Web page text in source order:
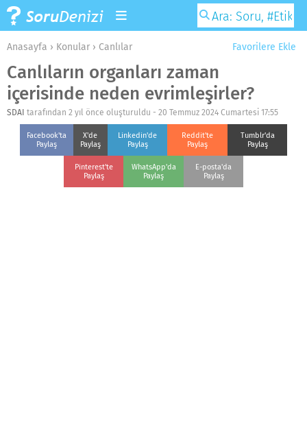
Favorilere Ekle
Anasayfa › Konular › Canlılar
Canlıların organları zaman
içerisinde neden evrimleşirler?
SDAI tarafından 2 yıl önce oluşturuldu - 20 Temmuz 2024 Cumartesi 17:55
Facebook'ta
Paylaş
X'de
Paylaş
Linkedin'de
Paylaş
Reddit'te
Paylaş
Tumblr'da
Paylaş
Pinterest'te
Paylaş
WhatsApp'da
Paylaş
E-posta'da
Paylaş